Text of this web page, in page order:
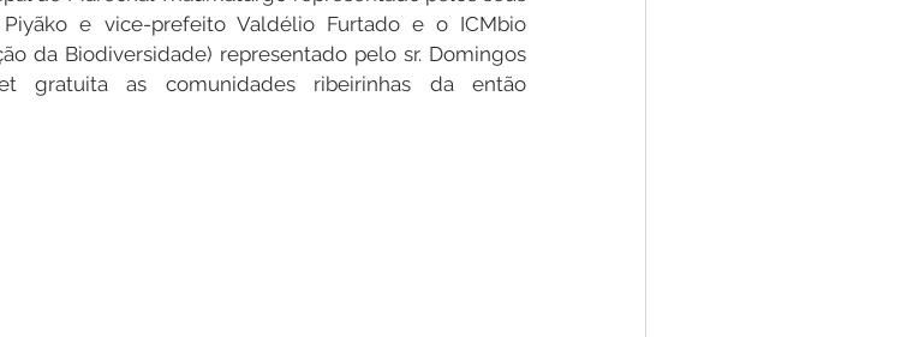
Vacinômetro Convênios e Parcerias
e vice-prefeito Valdélio Furtado e o ICMbio
da Biodiversidade) representado pelo sr. Domingos
gratuita as comunidades ribeirinhas da então